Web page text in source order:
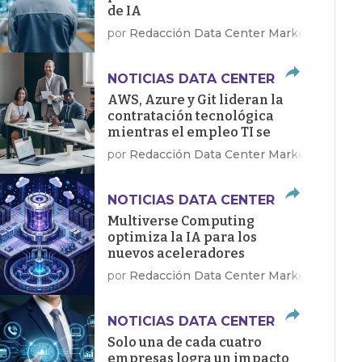
de IA
por Redacción Data Center Market
NOTICIAS DATA CENTER
AWS, Azure y Git lideran la
contratación tecnológica
mientras el empleo TI se
recupera en EE.UU.
por Redacción Data Center Market
NOTICIAS DATA CENTER
Multiverse Computing
optimiza la IA para los
nuevos aceleradores
Dragonfly de Qualcomm
por Redacción Data Center Market
NOTICIAS DATA CENTER
Solo una de cada cuatro
empresas logra un impacto